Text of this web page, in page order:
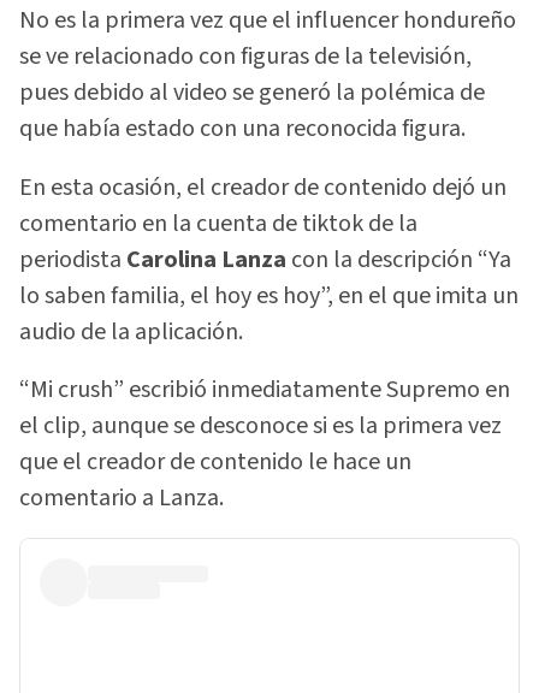
No es la primera vez que el influencer hondureño
se ve relacionado con figuras de la televisión,
pues debido al video se generó la polémica de
que había estado con una reconocida figura.
En esta ocasión, el creador de contenido dejó un
comentario en la cuenta de tiktok de la
periodista Carolina Lanza con la descripción “Ya
lo saben familia, el hoy es hoy”, en el que imita un
audio de la aplicación.
“Mi crush” escribió inmediatamente Supremo en
el clip, aunque se desconoce si es la primera vez
que el creador de contenido le hace un
comentario a Lanza.